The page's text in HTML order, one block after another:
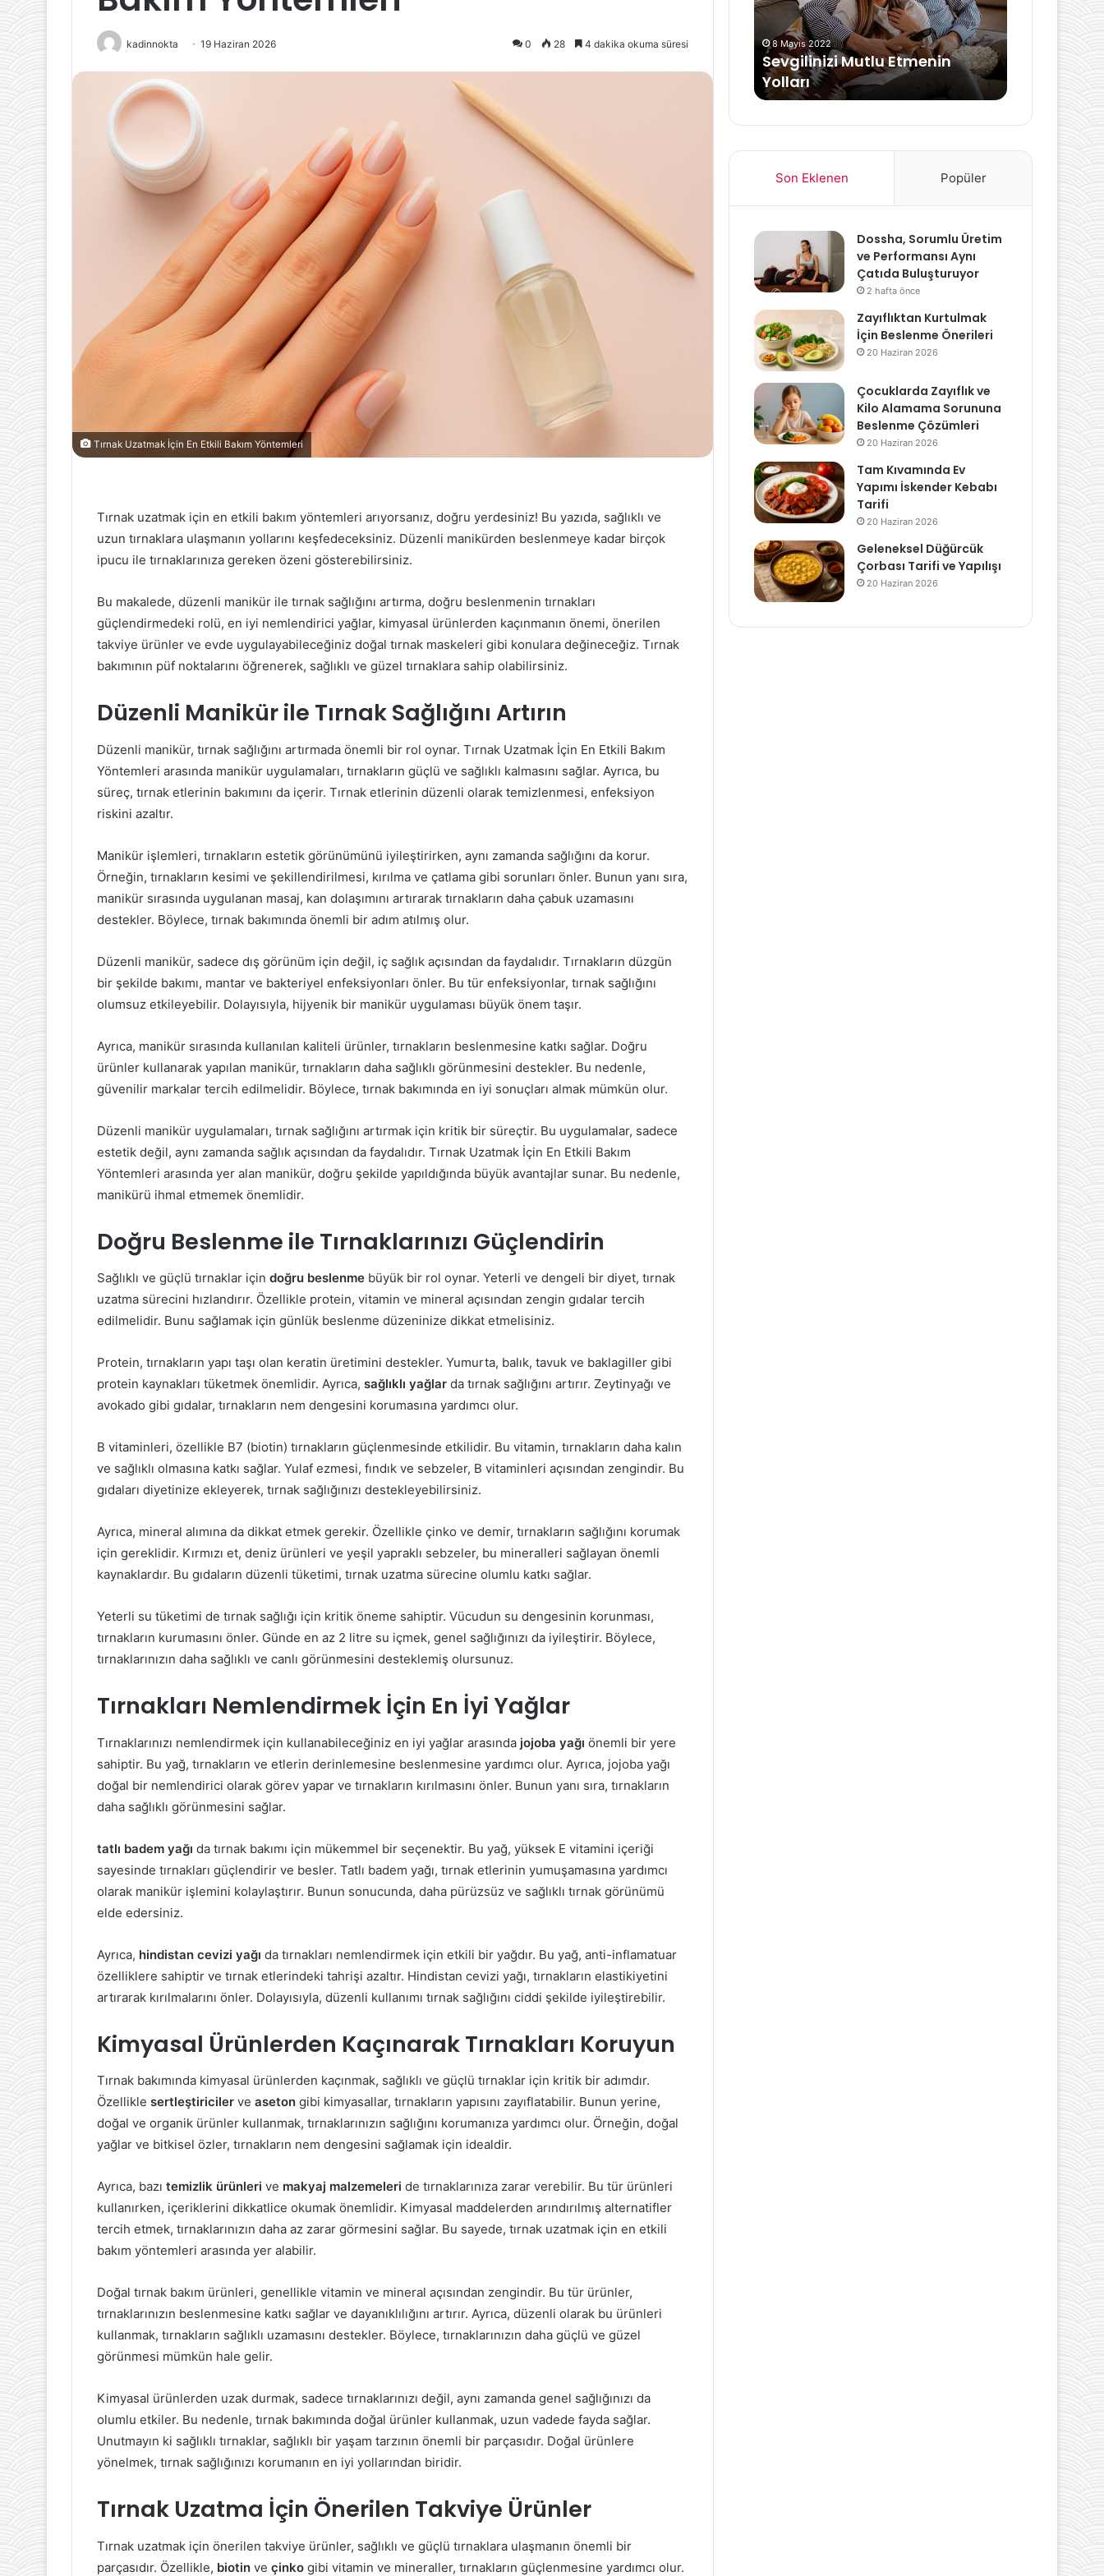
kadinnokta 19 Haziran 2026 0 28 4 dakika okuma süresi
Tırnak Uzatmak İçin En Etkili Bakım Yöntemleri
Tırnak uzatmak için en etkili bakım yöntemleri arıyorsanız, doğru yerdesiniz! Bu yazıda, sağlıklı ve
uzun tırnaklara ulaşmanın yollarını keşfedeceksiniz. Düzenli manikürden beslenmeye kadar birçok
ipucu ile tırnaklarınıza gereken özeni gösterebilirsiniz.
Bu makalede, düzenli manikür ile tırnak sağlığını artırma, doğru beslenmenin tırnakları
güçlendirmedeki rolü, en iyi nemlendirici yağlar, kimyasal ürünlerden kaçınmanın önemi, önerilen
takviye ürünler ve evde uygulayabileceğiniz doğal tırnak maskeleri gibi konulara değineceğiz. Tırnak
bakımının püf noktalarını öğrenerek, sağlıklı ve güzel tırnaklara sahip olabilirsiniz.
Düzenli Manikür ile Tırnak Sağlığını Artırın
Düzenli manikür, tırnak sağlığını artırmada önemli bir rol oynar. Tırnak Uzatmak İçin En Etkili Bakım
Yöntemleri arasında manikür uygulamaları, tırnakların güçlü ve sağlıklı kalmasını sağlar. Ayrıca, bu
süreç, tırnak etlerinin bakımını da içerir. Tırnak etlerinin düzenli olarak temizlenmesi, enfeksiyon
riskini azaltır.
Manikür işlemleri, tırnakların estetik görünümünü iyileştirirken, aynı zamanda sağlığını da korur.
Örneğin, tırnakların kesimi ve şekillendirilmesi, kırılma ve çatlama gibi sorunları önler. Bunun yanı sıra,
manikür sırasında uygulanan masaj, kan dolaşımını artırarak tırnakların daha çabuk uzamasını
destekler. Böylece, tırnak bakımında önemli bir adım atılmış olur.
Düzenli manikür, sadece dış görünüm için değil, iç sağlık açısından da faydalıdır. Tırnakların düzgün
bir şekilde bakımı, mantar ve bakteriyel enfeksiyonları önler. Bu tür enfeksiyonlar, tırnak sağlığını
olumsuz etkileyebilir. Dolayısıyla, hijyenik bir manikür uygulaması büyük önem taşır.
Ayrıca, manikür sırasında kullanılan kaliteli ürünler, tırnakların beslenmesine katkı sağlar. Doğru
ürünler kullanarak yapılan manikür, tırnakların daha sağlıklı görünmesini destekler. Bu nedenle,
güvenilir markalar tercih edilmelidir. Böylece, tırnak bakımında en iyi sonuçları almak mümkün olur.
Düzenli manikür uygulamaları, tırnak sağlığını artırmak için kritik bir süreçtir. Bu uygulamalar, sadece
estetik değil, aynı zamanda sağlık açısından da faydalıdır. Tırnak Uzatmak İçin En Etkili Bakım
Yöntemleri arasında yer alan manikür, doğru şekilde yapıldığında büyük avantajlar sunar. Bu nedenle,
manikürü ihmal etmemek önemlidir.
Doğru Beslenme ile Tırnaklarınızı Güçlendirin
Sağlıklı ve güçlü tırnaklar için doğru beslenme büyük bir rol oynar. Yeterli ve dengeli bir diyet, tırnak
uzatma sürecini hızlandırır. Özellikle protein, vitamin ve mineral açısından zengin gıdalar tercih
edilmelidir. Bunu sağlamak için günlük beslenme düzeninize dikkat etmelisiniz.
Protein, tırnakların yapı taşı olan keratin üretimini destekler. Yumurta, balık, tavuk ve baklagiller gibi
protein kaynakları tüketmek önemlidir. Ayrıca, sağlıklı yağlar da tırnak sağlığını artırır. Zeytinyağı ve
avokado gibi gıdalar, tırnakların nem dengesini korumasına yardımcı olur.
B vitaminleri, özellikle B7 (biotin) tırnakların güçlenmesinde etkilidir. Bu vitamin, tırnakların daha kalın
ve sağlıklı olmasına katkı sağlar. Yulaf ezmesi, fındık ve sebzeler, B vitaminleri açısından zengindir. Bu
gıdaları diyetinize ekleyerek, tırnak sağlığınızı destekleyebilirsiniz.
Ayrıca, mineral alımına da dikkat etmek gerekir. Özellikle çinko ve demir, tırnakların sağlığını korumak
için gereklidir. Kırmızı et, deniz ürünleri ve yeşil yapraklı sebzeler, bu mineralleri sağlayan önemli
kaynaklardır. Bu gıdaların düzenli tüketimi, tırnak uzatma sürecine olumlu katkı sağlar.
Yeterli su tüketimi de tırnak sağlığı için kritik öneme sahiptir. Vücudun su dengesinin korunması,
tırnakların kurumasını önler. Günde en az 2 litre su içmek, genel sağlığınızı da iyileştirir. Böylece,
tırnaklarınızın daha sağlıklı ve canlı görünmesini desteklemiş olursunuz.
Tırnakları Nemlendirmek İçin En İyi Yağlar
Tırnaklarınızı nemlendirmek için kullanabileceğiniz en iyi yağlar arasında jojoba yağı önemli bir yere
sahiptir. Bu yağ, tırnakların ve etlerin derinlemesine beslenmesine yardımcı olur. Ayrıca, jojoba yağı
doğal bir nemlendirici olarak görev yapar ve tırnakların kırılmasını önler. Bunun yanı sıra, tırnakların
daha sağlıklı görünmesini sağlar.
tatlı badem yağı da tırnak bakımı için mükemmel bir seçenektir. Bu yağ, yüksek E vitamini içeriği
sayesinde tırnakları güçlendirir ve besler. Tatlı badem yağı, tırnak etlerinin yumuşamasına yardımcı
olarak manikür işlemini kolaylaştırır. Bunun sonucunda, daha pürüzsüz ve sağlıklı tırnak görünümü
elde edersiniz.
Ayrıca, hindistan cevizi yağı da tırnakları nemlendirmek için etkili bir yağdır. Bu yağ, anti-inflamatuar
özelliklere sahiptir ve tırnak etlerindeki tahrişi azaltır. Hindistan cevizi yağı, tırnakların elastikiyetini
artırarak kırılmalarını önler. Dolayısıyla, düzenli kullanımı tırnak sağlığını ciddi şekilde iyileştirebilir.
Kimyasal Ürünlerden Kaçınarak Tırnakları Koruyun
Tırnak bakımında kimyasal ürünlerden kaçınmak, sağlıklı ve güçlü tırnaklar için kritik bir adımdır.
Özellikle sertleştiriciler ve aseton gibi kimyasallar, tırnakların yapısını zayıflatabilir. Bunun yerine,
doğal ve organik ürünler kullanmak, tırnaklarınızın sağlığını korumanıza yardımcı olur. Örneğin, doğal
yağlar ve bitkisel özler, tırnakların nem dengesini sağlamak için idealdir.
Ayrıca, bazı temizlik ürünleri ve makyaj malzemeleri de tırnaklarınıza zarar verebilir. Bu tür ürünleri
kullanırken, içeriklerini dikkatlice okumak önemlidir. Kimyasal maddelerden arındırılmış alternatifler
tercih etmek, tırnaklarınızın daha az zarar görmesini sağlar. Bu sayede, tırnak uzatmak için en etkili
bakım yöntemleri arasında yer alabilir.
Doğal tırnak bakım ürünleri, genellikle vitamin ve mineral açısından zengindir. Bu tür ürünler,
tırnaklarınızın beslenmesine katkı sağlar ve dayanıklılığını artırır. Ayrıca, düzenli olarak bu ürünleri
kullanmak, tırnakların sağlıklı uzamasını destekler. Böylece, tırnaklarınızın daha güçlü ve güzel
görünmesi mümkün hale gelir.
Kimyasal ürünlerden uzak durmak, sadece tırnaklarınızı değil, aynı zamanda genel sağlığınızı da
olumlu etkiler. Bu nedenle, tırnak bakımında doğal ürünler kullanmak, uzun vadede fayda sağlar.
Unutmayın ki sağlıklı tırnaklar, sağlıklı bir yaşam tarzının önemli bir parçasıdır. Doğal ürünlere
yönelmek, tırnak sağlığınızı korumanın en iyi yollarından biridir.
Tırnak Uzatma İçin Önerilen Takviye Ürünler
Tırnak uzatmak için önerilen takviye ürünler, sağlıklı ve güçlü tırnaklara ulaşmanın önemli bir
parçasıdır. Özellikle, biotin ve çinko gibi vitamin ve mineraller, tırnakların güçlenmesine yardımcı olur.
8 Aralık 2021
Yapılır
yapmalı?
için neler yapmalı?
8 Mayıs 2022
Sevgilinizi Mutlu Etmenin
Faydaları
8 Ağustos 2024
Yumurtanın Sağlıklı
Beslenmedeki Yeri ve Faydaları
Son Eklenen Popüler
Dossha, Sorumlu Üretim
ve Performansı Aynı
Çatıda Buluşturuyor
2 hafta önce
Zayıflıktan Kurtulmak
İçin Beslenme Önerileri
20 Haziran 2026
Çocuklarda Zayıflık ve
Kilo Alamama Sorununa
Beslenme Çözümleri
20 Haziran 2026
Tam Kıvamında Ev
Yapımı İskender Kebabı
Tarifi
20 Haziran 2026
Geleneksel Düğürcük
Çorbası Tarifi ve Yapılışı
20 Haziran 2026